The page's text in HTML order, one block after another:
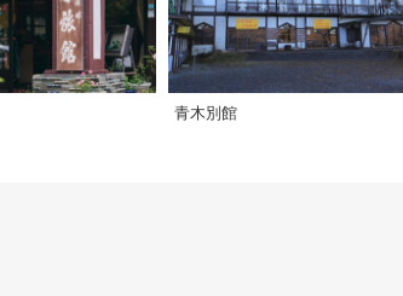
青木別館